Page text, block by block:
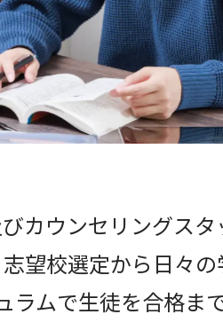
カウンセリングス
望校選定から日々
ラムで生徒を合格ま